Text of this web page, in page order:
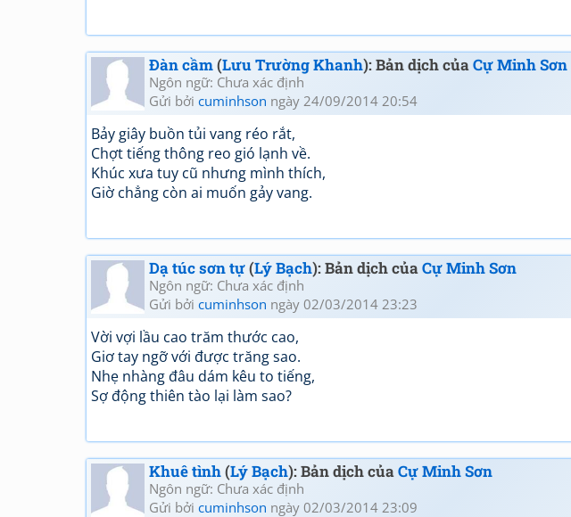
Đàn cầm(Lưu Trường Khanh): Bản dịch củaCự Minh Sơn
Ngôn ngữ: Chưa xác định
Gửi bởi cuminhson ngày 24/09/2014 20:54
Bảy giây buồn tủi vang réo rắt,
Chợt tiếng thông reo gió lạnh về.
Khúc xưa tuy cũ nhưng mình thích,
Giờ chẳng còn ai muốn gảy vang.
Dạ túc sơn tự(Lý Bạch): Bản dịch củaCự Minh Sơn
Ngôn ngữ: Chưa xác định
Gửi bởi cuminhson ngày 02/03/2014 23:23
Vời vợi lầu cao trăm thước cao,
Giơ tay ngỡ với được trăng sao.
Nhẹ nhàng đâu dám kêu to tiếng,
Sợ động thiên tào lại làm sao?
Khuê tình(Lý Bạch): Bản dịch củaCự Minh Sơn
Ngôn ngữ: Chưa xác định
Gửi bởi cuminhson ngày 02/03/2014 23:09